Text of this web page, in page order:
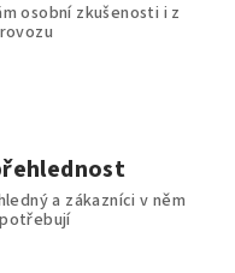
osobní zkušenosti i z
a zákazníci v něm